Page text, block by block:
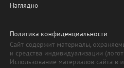
Наглядно
Политика конфиденциальности
Сайт содержит материалы,
и средства индивидуализации
Использование материалов сайта в